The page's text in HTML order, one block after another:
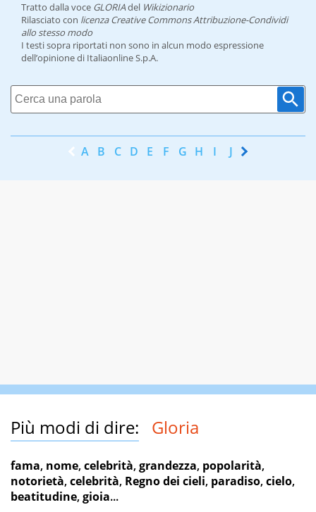
Tratto dalla voce GLORIAdel Wikizionario
Rilasciato con licenza Creative Commons Attribuzione-Condividi
allo stesso modo
I testi sopra riportati non sono in alcun modo espressione
dell’opinione di Italiaonline S.p.A.
A B C D E F G H I J K
Più modi di dire: Gloria
fama, nome,celebrità,grandezza, popolarità,
notorietà,celebrità, Regno dei cieli, paradiso,cielo,
beatitudine,gioia...